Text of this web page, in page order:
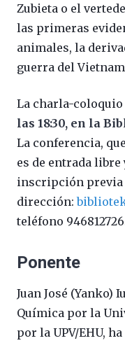
Zubieta o el
las primeras
animales, la
guerra del
La charla-coloquio
las 18:30, en la
La conferencia,
es de entrada
inscripción previa
dirección:
teléfono
Ponente
Juan José (Yanko)
Química por la
por la UPV/EHU,